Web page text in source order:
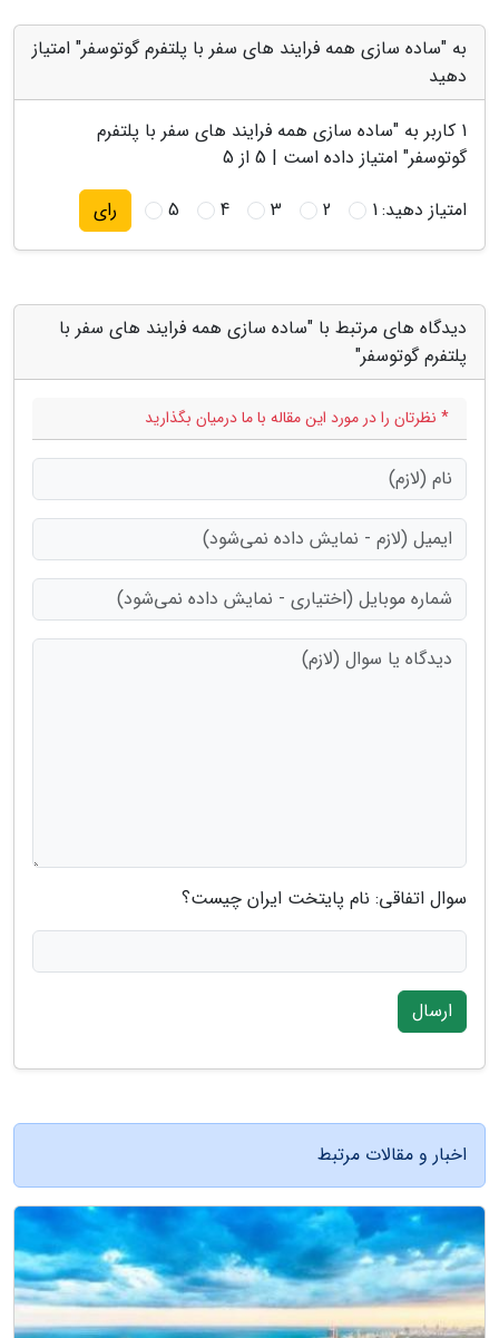
به "ساده سازی همه فرایند های سفر با پلتفرم گوتوسفر" امتیاز
دهید
1 کاربر به "ساده سازی همه فرایند های سفر با پلتفرم
گوتوسفر" امتیاز داده است | 5 از 5
امتیاز دهید:1
2
3
4
5 رای
دیدگاه های مرتبط با "ساده سازی همه فرایند های سفر با
پلتفرم گوتوسفر"
* نظرتان را در مورد این مقاله با ما درمیان بگذارید
سوال اتفاقی: نام پایتخت ایران چیست؟
ارسال
اخبار و مقالات مرتبط